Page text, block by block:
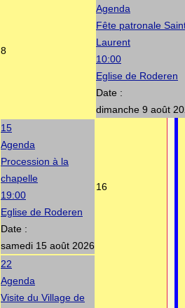
8
Agenda
Fête patronale
Laurent
10:00
Eglise de Roderen
Date :
dimanche 9 août
15
Agenda
Procession à la
chapelle
19:00
Eglise de Roderen
Date :
samedi 15 août 2026
16
22
Agenda
Visite du Village de